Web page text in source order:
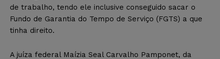
de trabalho, tendo ele inclusive conseguido sacar o
Fundo de Garantia do Tempo de Serviço (FGTS) a que
tinha direito.
A juíza federal Maízia Seal Carvalho Pamponet, da